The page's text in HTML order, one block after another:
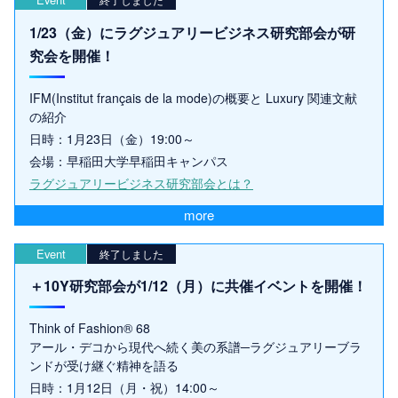
1/23（金）にラグジュアリービジネス研究部会が研
究会を開催！
IFM(Institut français de la mode)の概要と Luxury 関連文献
の紹介
日時：1月23日（金）19:00～
会場：早稲田大学早稲田キャンパス
ラグジュアリービジネス研究部会とは？
more
Event 終了しました
＋10Y研究部会が1/12（月）に共催イベントを開催！
Think of Fashion® 68
アール・デコから現代へ続く美の系譜─ラグジュアリーブラ
ンドが受け継ぐ精神を語る
日時：1月12日（月・祝）14:00～